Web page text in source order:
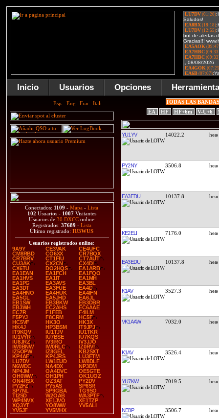
Inicio Usuarios Opciones
Conectados: 1109 -Mapa -Lista
102 Usuarios - 1007 Visitantes
Usuarios de30 DXCC online
Registrados: 37689 - Lista
Último registrado:IU3WUS
Usuarios registrados online:
9A9Y
CE3VAK
CE4UFC
CM8RBD
CO6XX
CR7BQX
CR7BRV
CT1FIU
CT7AUT
CU3AK
CX2CN
CX4DI
CX6TU
DO2HQS
EA1ARB
EA1EAN
EA1FCH
EA1FQO
EA1HVS
EA1IT
EA1MH
EA1PG
EA3AVS
EA3BL
EA3DT
EA3FUE
EA4D
EA4HNO
EA4HUK
EA4IFN
EA5GL
EA5JHD
EA6JL
EB1SW
EB3BKW
EB3DBR
EB3WH
EC2AHS
EC6AAE
EC7R
F1FEB
F4ILM
F5PYJ
F8CRM
HC5F
HC5VF
HK3O
HK3X
HK4J
HP3BSM
IT9JPJ
IT9KQV
IU1TJV
IU1TKR
IU1VYR
IU7BSE
IU7KQS
IU8JRZ
IV3IRO
IV3JJO
IW0BNW
IW0RLC
IZ0RVI
IZ5OPW
IZ8GEL
KB2SXT
KP4AF
KP4JRS
LU3ETM
LU7DV
LW1EUD
LW8DLF
N6WDC
NA4DX
NP3DM
NP4JM
OA4DVC
OE5GTE
OH0WW
OH1PH
OK1UOZ
ON4RSX
OZ3AT
PY2DV
PY2FZ
PY5AS
SP6SR
SP7NL
SP9GBA
TG9SO
TI2SD
W2OAB
WA3PTF
WP4NVX
XE1JVO
XE1TZP
XQ3YT
YO8WW
YV5ALI
YV5JF
YV5MHX
TODAS LAS
EA
HF HF+6m V-U+6
YU1YV 14022.2
PY2NY 3506.8
EA3EDU 10137.8
KE2ELI 7176.0
EA3EDU 10137.8
K1AV 3527.3
VK1AAW 7032.0
K1AV 3526.4
YU7KW 7019.5
NE8P 3506.7